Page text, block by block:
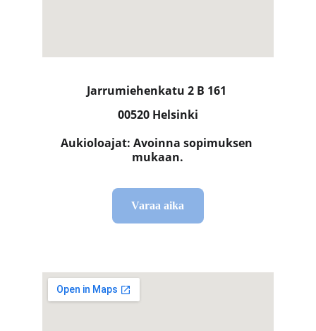
Jarrumiehenkatu 2 B 161
00520 Helsinki
Aukioloajat: Avoinna sopimuksen
mukaan.
Varaa aika